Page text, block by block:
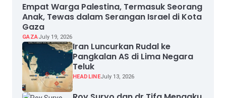
Empat Warga Palestina, Termasuk Seorang
Anak, Tewas dalam Serangan Israel di Kota
Gaza
GAZAJuly 19, 2026
Iran Luncurkan Rudal ke
Pangkalan AS di Lima Negara
Teluk
HEADLINEJuly 13, 2026